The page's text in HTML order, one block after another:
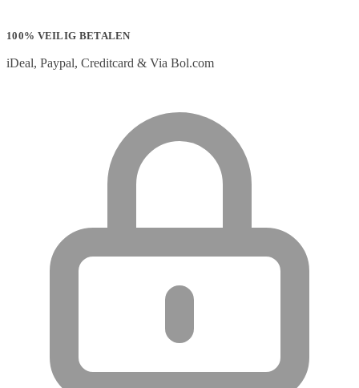
100% VEILIG BETALEN
iDeal, Paypal, Creditcard & Via Bol.com